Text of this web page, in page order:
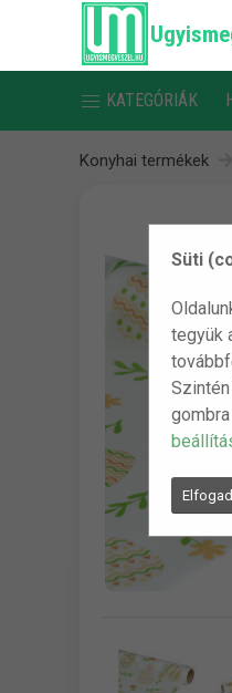
Süti
tegyük
KATEGÓRIÁK
Konyhai termékek